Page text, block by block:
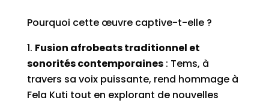
Pourquoi cette œuvre captive-t-elle ?
Fusion afrobeats traditionnel et
sonorités contemporaines: Tems, à
travers sa voix puissante, rend hommage à
Fela Kuti tout en explorant de nouvelles